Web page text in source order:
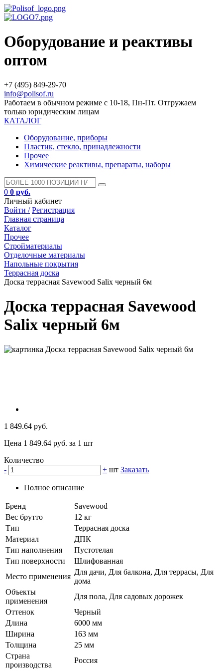
Оборудование и реактивы
оптом
+7 (495) 849-29-70
info@polisof.ru
Работаем в обычном режиме с 10-18, Пн-Пт. Отгружаем
только юридическим лицам
КАТАЛОГ
Оборудование, приборы
Пластик, стекло, принадлежности
Прочее
Химические реактивы, препараты, наборы
0 0 руб.
Личный кабинет
Войти / Регистрация
Главная страница
Каталог
Прочее
Стройматериалы
Отделочные материалы
Напольные покрытия
Террасная доска
Доска террасная Savewood Salix черный 6м
Доска террасная Savewood
Salix черный 6м
1 849.64 руб.
Цена 1 849.64 руб. за 1 шт
Количество
-
+ шт Заказать
Полное описание
Бренд
Savewood
Вес брутто
12 кг
Тип
Террасная доска
Материал
ДПК
Тип наполнения
Пустотелая
Тип поверхности
Шлифованная
Место применения
Для дачи, Для балкона, Для террасы, Для
дома
Объекты
применения
Для пола, Для садовых дорожек
Оттенок
Черный
Длина
6000 мм
Ширина
163 мм
Толщина
25 мм
Страна
производства
Россия